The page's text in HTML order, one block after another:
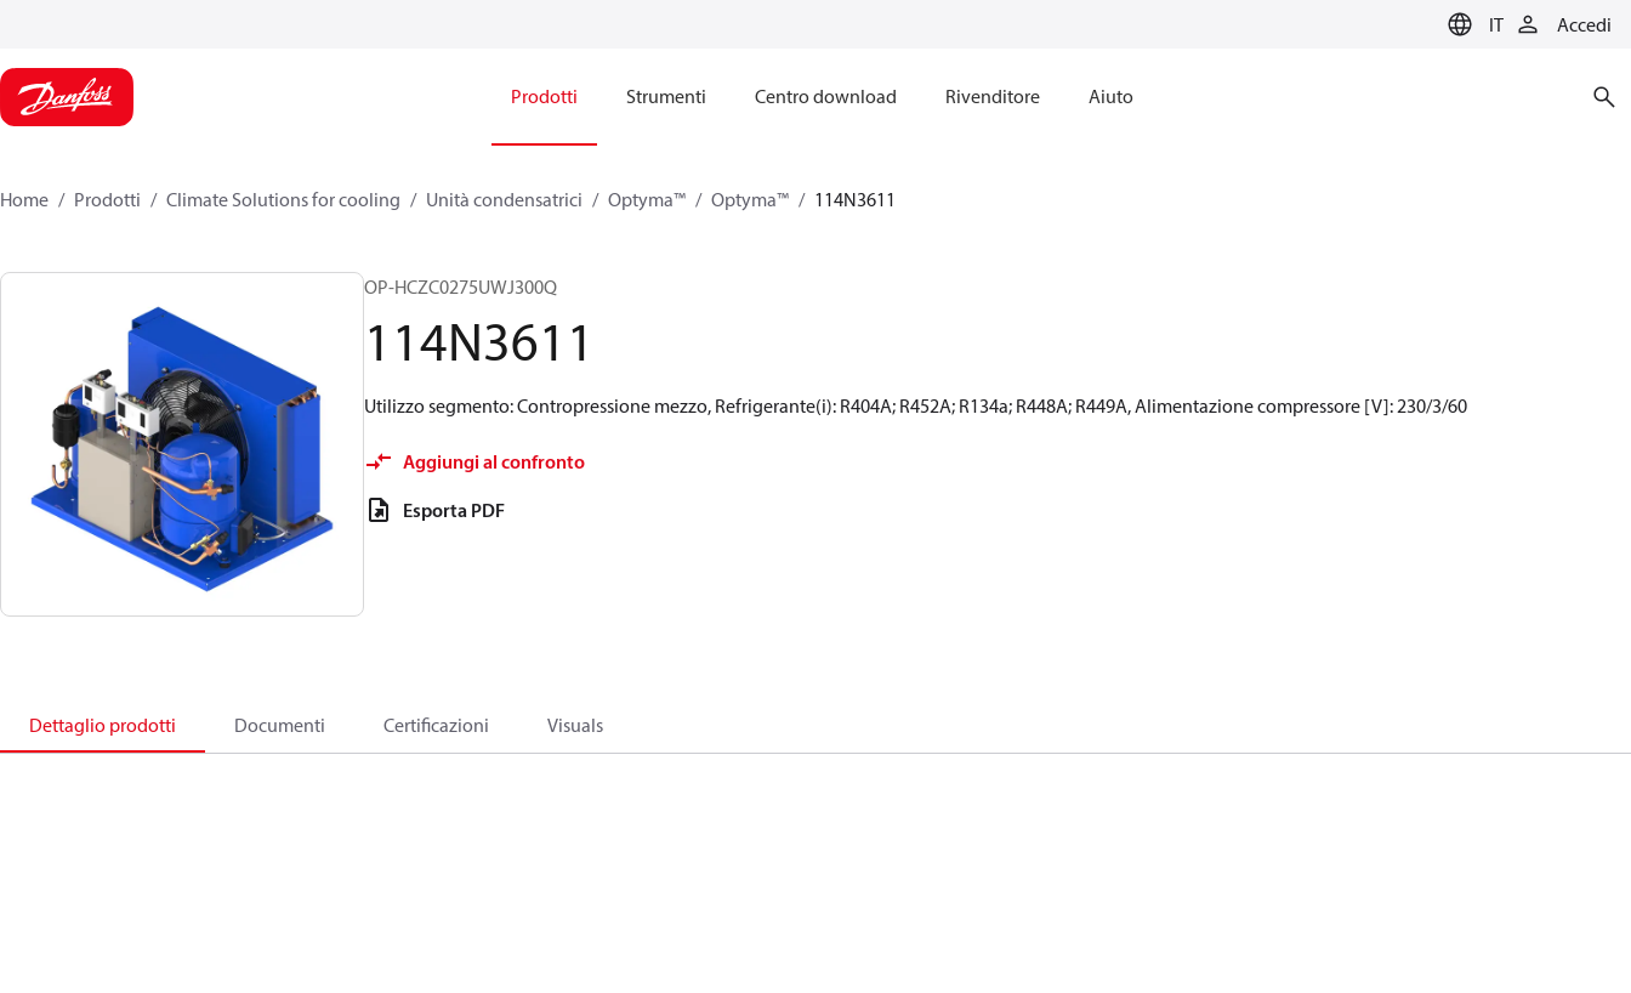
IT Accedi
Prodotti Strumenti Centro download Rivenditore Aiuto
Home Prodotti Climate Solutions for cooling Unità condensatrici Optyma™ Optyma™ 114N3611
OP-HCZC0275UWJ300Q
114N3611
Utilizzo segmento: Contropressione mezzo, Refrigerante(i): R404A; R452A; R134a; R448A; R449A, Alimentazione compressore [V]: 230/3/60
Aggiungi al confronto
Esporta PDF
Dettaglio prodotti Documenti Certificazioni Visuals